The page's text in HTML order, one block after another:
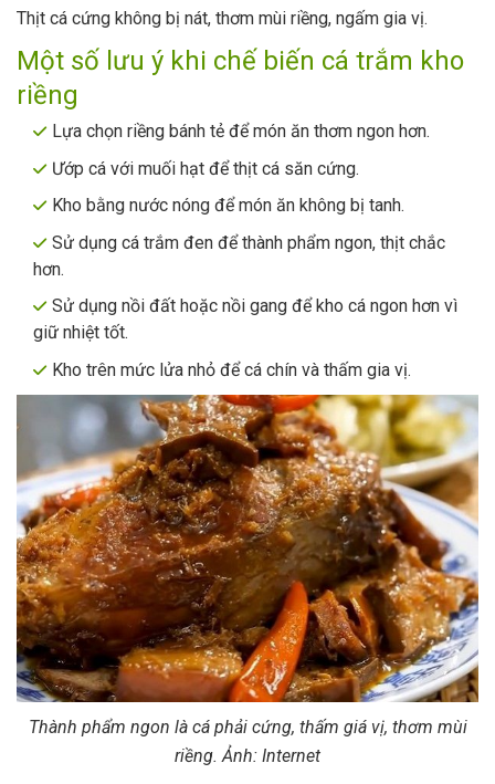
Thịt cá cứng không bị nát, thơm mùi riềng, ngấm gia vị.
Một số lưu ý khi chế biến cá trắm kho
riềng
Lựa chọn riềng bánh tẻ để món ăn thơm ngon hơn.
Ướp cá với muối hạt để thịt cá săn cứng.
Kho bằng nước nóng để món ăn không bị tanh.
Sử dụng cá trắm đen để thành phẩm ngon, thịt chắc
hơn.
Sử dụng nồi đất hoặc nồi gang để kho cá ngon hơn vì
giữ nhiệt tốt.
Kho trên mức lửa nhỏ để cá chín và thấm gia vị.
Thành phẩm ngon là cá phải cứng, thấm giá vị, thơm mùi
riềng. Ảnh: Internet